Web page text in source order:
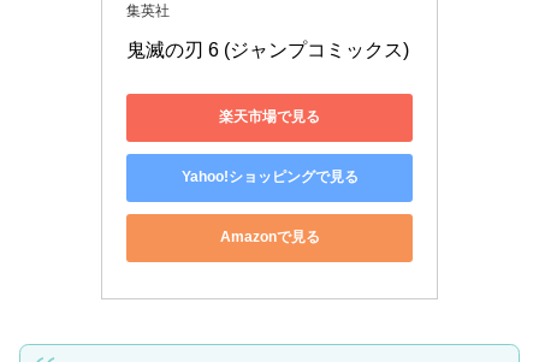
集英社
鬼滅の刃 6 (ジャンプコミックス)
楽天市場で見る
Yahoo!ショッピングで見る
Amazonで見る